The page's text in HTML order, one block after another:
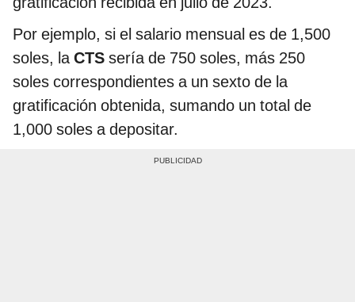
Por ejemplo, si el salario mensual es de 1,500
soles, laCTS sería de 750 soles, más 250
soles correspondientes a un sexto de la
gratificación obtenida, sumando un total de
1,000 soles a depositar.